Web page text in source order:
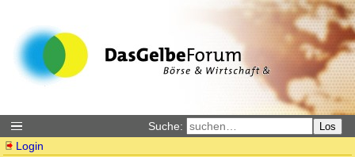
Suche: Los
Login